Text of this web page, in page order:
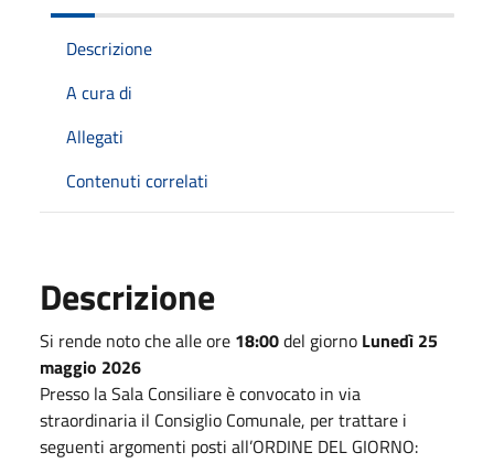
Descrizione
A cura di
Allegati
Contenuti correlati
Descrizione
Si rende noto che alle ore 18:00del giorno Lunedì 25
maggio 2026
Presso la Sala Consiliare è convocato in via
straordinaria il Consiglio Comunale, per trattare i
seguenti argomenti posti all’ORDINE DEL GIORNO: